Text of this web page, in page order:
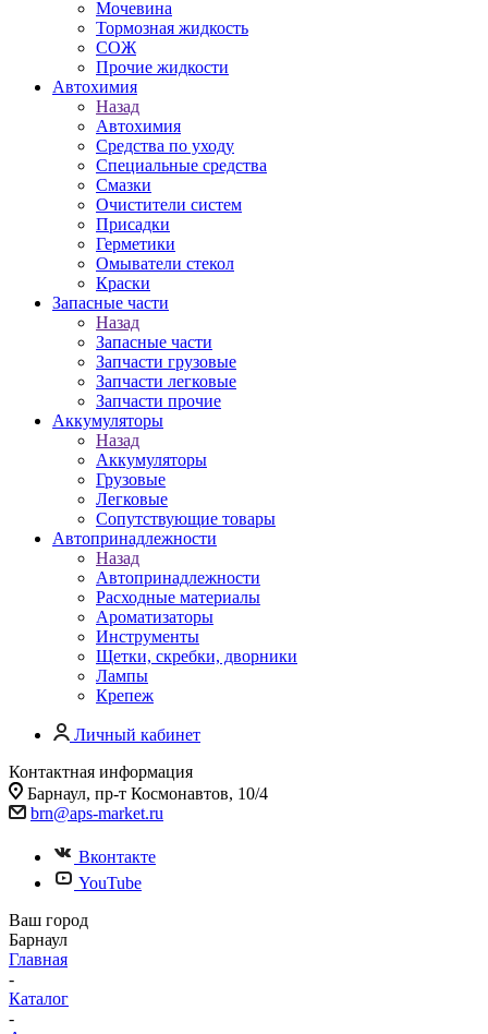
Мочевина
Тормозная жидкость
СОЖ
Прочие жидкости
Автохимия
Назад
Автохимия
Средства по уходу
Специальные средства
Смазки
Очистители систем
Присадки
Герметики
Омыватели стекол
Краски
Запасные части
Назад
Запасные части
Запчасти грузовые
Запчасти легковые
Запчасти прочие
Аккумуляторы
Назад
Аккумуляторы
Грузовые
Легковые
Сопутствующие товары
Автопринадлежности
Назад
Автопринадлежности
Расходные материалы
Ароматизаторы
Инструменты
Щетки, скребки, дворники
Лампы
Крепеж
Личный кабинет
Контактная информация
Барнаул, пр-т Космонавтов, 10/4
brn@aps-market.ru
Вконтакте
YouTube
Ваш город
Барнаул
Главная
-
Каталог
-